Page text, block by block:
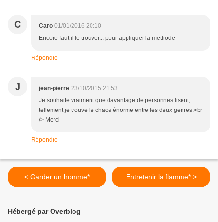
C Caro 01/01/2016 20:10
Encore faut il le trouver... pour appliquer la methode
Répondre
J jean-pierre 23/10/2015 21:53
Je souhaite vraiment que davantage de personnes lisent,
tellement je trouve le chaos énorme entre les deux genres.<br
/> Merci
Répondre
< Garder un homme* Entretenir la flamme* >
Hébergé par Overblog